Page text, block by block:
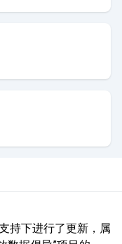
持下进行了更新，属